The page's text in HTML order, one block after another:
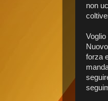
non
forza